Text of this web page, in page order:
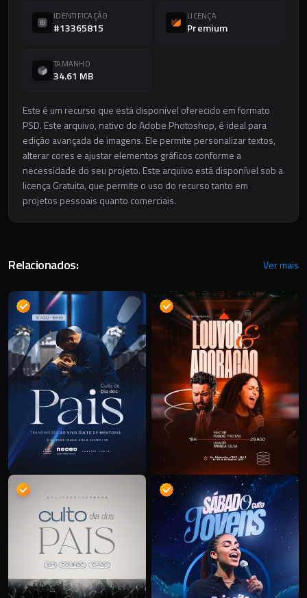
IDENTIFICAÇÃO
#13365815
LICENÇA
Premium
TAMANHO
34.61 MB
Este é um recurso que está disponível oferecido em formato
PSD. Este arquivo, nativo do Adobe Photoshop, é ideal para
edição avançada de imagens. Ele permite personalizar textos,
alterar cores e ajustar elementos gráficos conforme a
necessidade do seu projeto. Este arquivo está disponível sob a
licença Gratuita, que permite o uso do recurso tanto em
projetos pessoais quanto comerciais.
Relacionados: Ver mais